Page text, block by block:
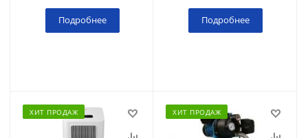
Подробнее Подробнее
ХИТ ПРОДАЖ ХИТ ПРОДАЖ